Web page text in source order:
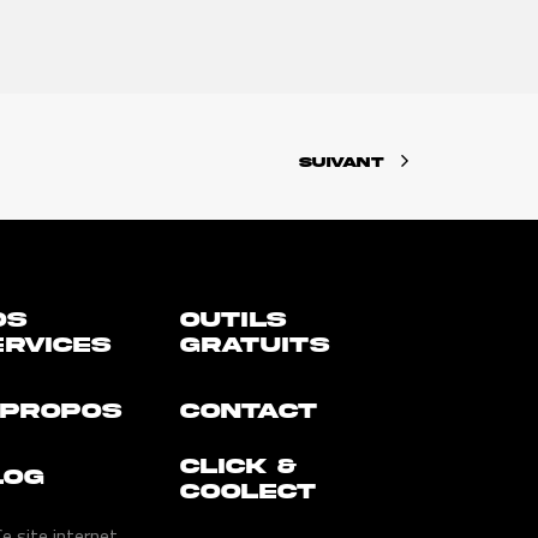
SUIVANT
Outils
gratuits
CONTACT
Click &
Coolect